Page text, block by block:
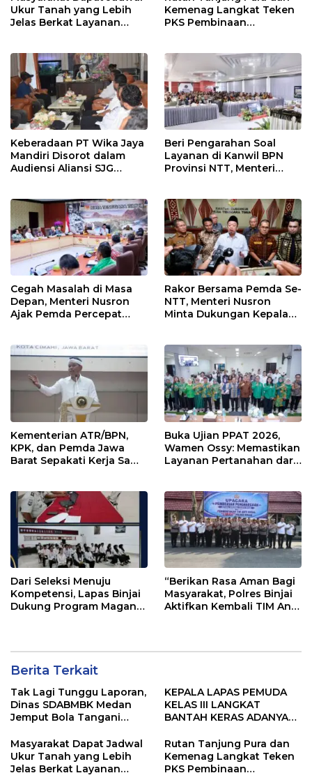
Ukur Tanah yang Lebih
Jelas Berkat Layanan
Kemenag Langkat Teken
PKS Pembinaan
Keberadaan PT Wika Jaya
Mandiri Disorot dalam
Audiensi Aliansi SJG
Beri Pengarahan Soal
Layanan di Kanwil BPN
Provinsi NTT, Menteri
Cegah Masalah di Masa
Depan, Menteri Nusron
Ajak Pemda Percepat
Rakor Bersama Pemda Se-
NTT, Menteri Nusron
Minta Dukungan Kepala
Pertanahan
Kementerian ATR/BPN,
KPK, dan Pemda Jawa
Barat Sepakati Kerja Sama
Ekonomi Daerah
Buka Ujian PPAT 2026,
Wamen Ossy: Memastikan
Layanan Pertanahan dari
Berintegritas
Dari Seleksi Menuju
Kompetensi, Lapas Binjai
Dukung Program Magang
“Berikan Rasa Aman Bagi
Masyarakat, Polres Binjai
Aktifkan Kembali TIM Anti
Berita Terkait
Tak Lagi Tunggu Laporan,
Dinas SDABMBK Medan
Jemput Bola Tangani
KEPALA LAPAS PEMUDA
KELAS III LANGKAT
BANTAH KERAS ADANYA
SELALU DITUTUPI
TENTANG SINDIKAT
PENIPU PENJUALAN EMAS
Masyarakat Dapat Jadwal
Ukur Tanah yang Lebih
Jelas Berkat Layanan
Rutan Tanjung Pura dan
Kemenag Langkat Teken
PKS Pembinaan